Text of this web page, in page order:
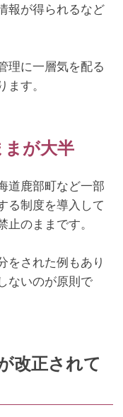
報が得られるなど
理に一層気を配る
ます。
まが大半
道鹿部町など一部
る制度を導入して
止のままです。
をされた例もあり
ないのが原則で
改正されて